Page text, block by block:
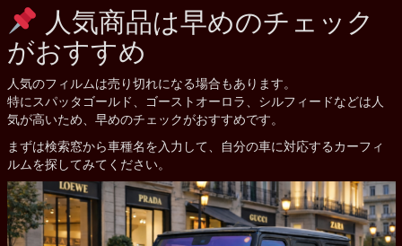
人気商品は早めのチェック
がおすすめ
人気のフィルムは売り切れになる場合もあります。
特にスパッタゴールド、ゴーストオーロラ、シルフィードなどは人
気が高いため、早めのチェックがおすすめです。
まずは検索窓から車種名を入力して、自分の車に対応するカーフィ
ルムを探してみてください。